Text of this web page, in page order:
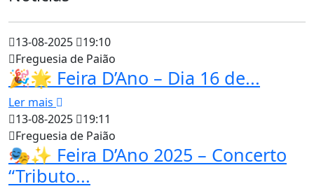
13-08-2025
19:10
Freguesia de Paião
🎉🌟 Feira D’Ano – Dia 16 de...
Ler mais
13-08-2025
19:11
Freguesia de Paião
🎭✨ Feira D’Ano 2025 – Concerto
“Tributo...